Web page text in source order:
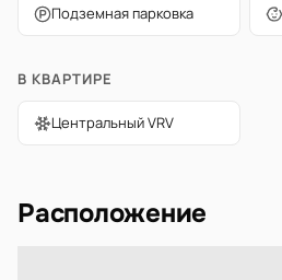
Подземная парковка
В КВАРТИРЕ
Центральный VRV
Расположение